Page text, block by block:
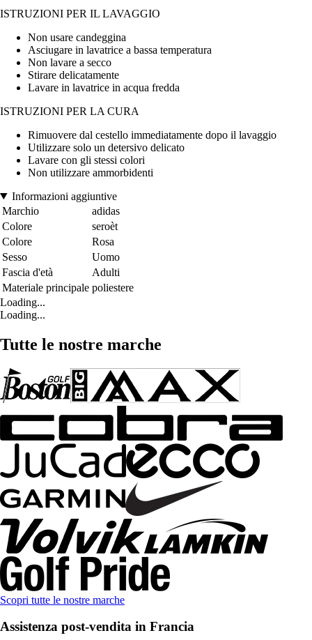
ISTRUZIONI PER IL LAVAGGIO
Non usare candeggina
Asciugare in lavatrice a bassa temperatura
Non lavare a secco
Stirare delicatamente
Lavare in lavatrice in acqua fredda
ISTRUZIONI PER LA CURA
Rimuovere dal cestello immediatamente dopo il lavaggio
Utilizzare solo un detersivo delicato
Lavare con gli stessi colori
Non utilizzare ammorbidenti
Informazioni aggiuntive
Marchio
adidas
Colore
seroèt
Colore
Rosa
Sesso
Uomo
Fascia d'età
Adulti
Materiale principale poliestere
Loading...
Loading...
Tutte le nostre marche
Scopri tutte le nostre marche
Assistenza post-vendita in Francia